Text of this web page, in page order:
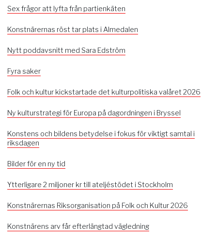
Sex frågor att lyfta från partienkäten
Konstnärernas röst tar plats i Almedalen
Nytt poddavsnitt med Sara Edström
Fyra saker
Folk och kultur kickstartade det kulturpolitiska valåret 2026
Ny kulturstrategi för Europa på dagordningen i Bryssel
Konstens och bildens betydelse i fokus för viktigt samtal i
riksdagen
Bilder för en ny tid
Ytterligare 2 miljoner kr till ateljéstödet i Stockholm
Konstnärernas Riksorganisation på Folk och Kultur 2026
Konstnärens arv får efterlängtad vägledning